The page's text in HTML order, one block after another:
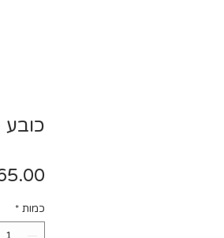
כובע -
כמות *